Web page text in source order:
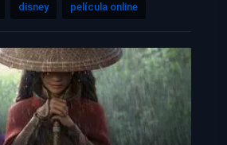
disney película online